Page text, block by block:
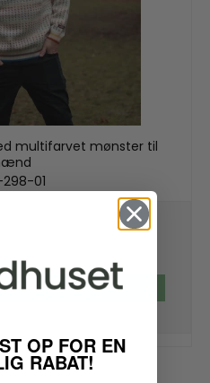
multifarvet mønster til
01
OP FOR EN
RABAT!